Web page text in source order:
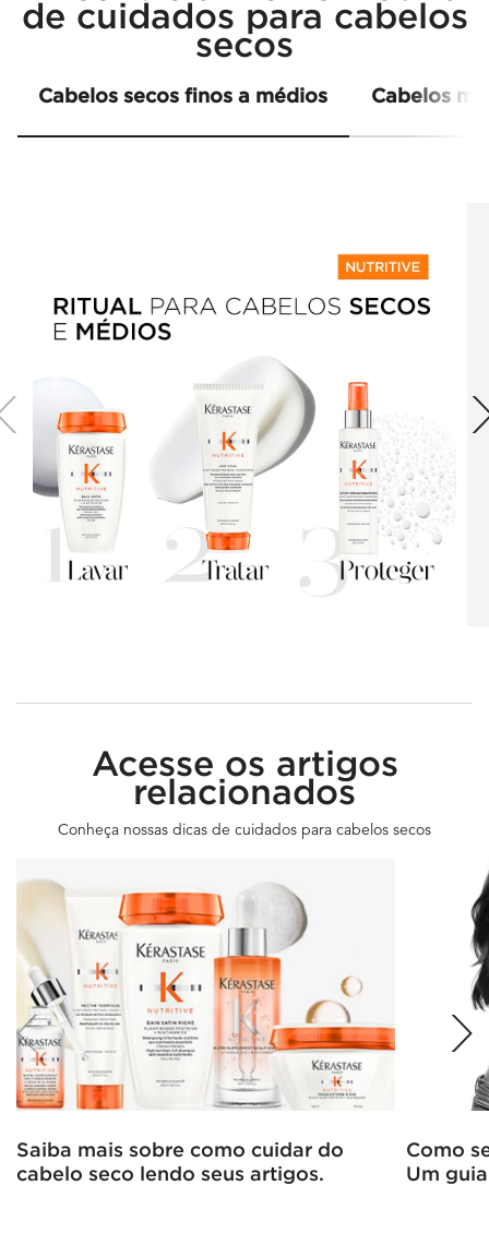
de cuidados para cabelos
secos
Cabelos secos finos a médios
Acesse os artigos
relacionados
Conheça nossas dicas de cuidados para cabelos secos
Saiba mais sobre como cuidar do
cabelo seco lendo seus artigos.
Como
Um